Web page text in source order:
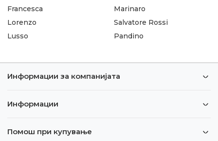
Francesca
Lorenzo
Lusso
Marinaro
Salvatore Rossi
Pandino
Информации за компанијата
Информации
Помош при купување